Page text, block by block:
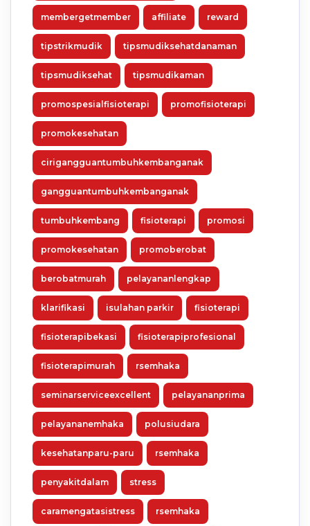
membergetmember affiliate reward
tipstrikmudik tipsmudiksehatdanaman
tipsmudiksehat tipsmudikaman
promospesialfisioterapi promofisioterapi
promokesehatan
cirigangguantumbuhkembanganak
gangguantumbuhkembanganak
tumbuhkembang fisioterapi promosi
promokesehatan promoberobat
berobatmurah pelayananlengkap
klarifikasi isulahan parkir fisioterapi
fisioterapibekasi fisioterapiprofesional
fisioterapimurah rsemhaka
seminarserviceexcellent pelayananprima
pelayananemhaka polusiudara
kesehatanparu-paru rsemhaka
penyakitdalam stress
caramengatasistress rsemhaka